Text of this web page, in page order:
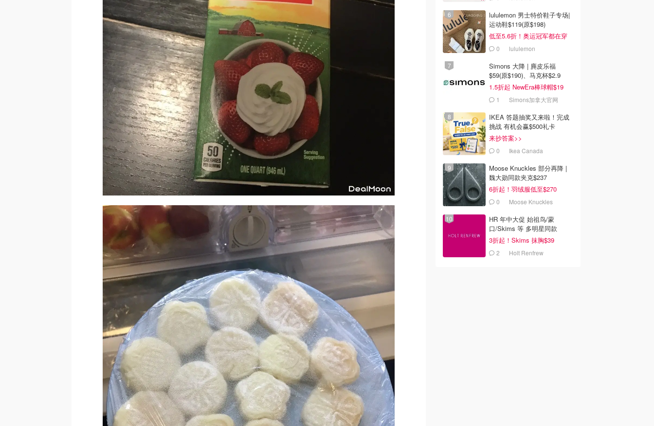
lululemon 男士特价鞋子专场|
运动鞋$119(原$198)
低至5.6折！奥运冠军都在穿
0 lululemon
Simons 大降 | 麂皮乐福
$59(原$190)、马克杯$2.9
1.5折起 NewEra棒球帽$19
1 Simons加拿大官网
IKEA 答题抽奖又来啦！完成
挑战 有机会赢$500礼卡
来抄答案>>
0 Ikea Canada
Moose Knuckles 部分再降 |
魏大勋同款夹克$237
6折起！羽绒服低至$270
0 Moose Knuckles
HR 年中大促 始祖鸟/蒙
口/Skims 等 多明星同款
3折起！Skims 抹胸$39
2 Holt Renfrew